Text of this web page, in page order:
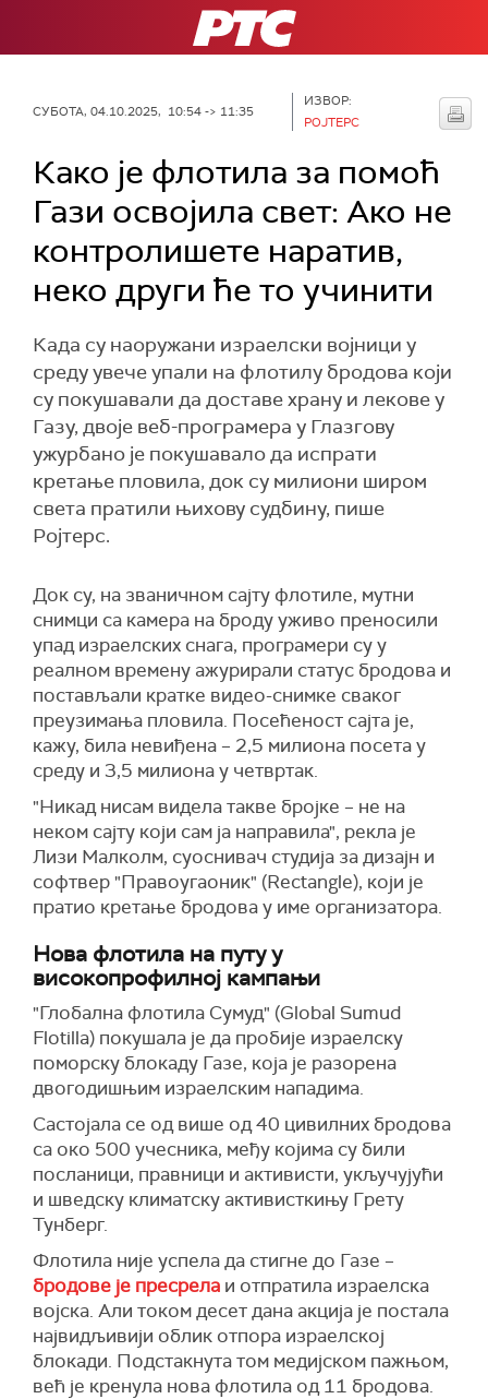
РТС
СУБОТА, 04.10.2025, 10:54 -> 11:35
ИЗВОР:
РОЈТЕРС
Како је флотила за помоћ
Гази освојила свет: Ако не
контролишете наратив,
неко други ће то учинити
Када су наоружани израелски војници у
среду увече упали на флотилу бродова који
су покушавали да доставе храну и лекове у
Газу, двоје веб-програмера у Глазгову
ужурбано је покушавало да испрати
кретање пловила, док су милиони широм
света пратили њихову судбину, пише
Ројтерс.
Док су, на званичном сајту флотиле, мутни
снимци са камера на броду уживо преносили
упад израелских снага, програмери су у
реалном времену ажурирали статус бродова и
постављали кратке видео-снимке сваког
преузимања пловила. Посећеност сајта је,
кажу, била невиђена – 2,5 милиона посета у
среду и 3,5 милиона у четвртак.
"Никад нисам видела такве бројке – не на
неком сајту који сам ја направила", рекла је
Лизи Малколм, суоснивач студија за дизајн и
софтвер "Правоугаоник" (Rectangle), који је
пратио кретање бродова у име организатора.
Нова флотила на путу у
високопрофилној кампањи
"Глобална флотила Сумуд" (Global Sumud
Flotilla) покушала је да пробије израелску
поморску блокаду Газе, која је разорена
двогодишњим израелским нападима.
Састојала се од више од 40 цивилних бродова
са око 500 учесника, међу којима су били
посланици, правници и активисти, укључујући
и шведску климатску активисткињу Грету
Тунберг.
Флотила није успела да стигне до Газе –
бродове је пресрела и отпратила израелска
војска. Али током десет дана акција је постала
највидљивији облик отпора израелској
блокади. Подстакнута том медијском пажњом,
већ је кренула нова флотила од 11 бродова.